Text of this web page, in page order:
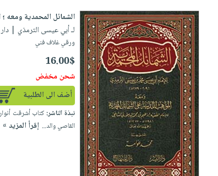
الشمائل المحمدية ومعه ؛
لـ أبي عيسى الترمذي | دار
ورقي غلاف فني
16.00$
شحن مخفض
أضف الى الطلبية
نبذة الناشر:كتاب أشرقت
القاصي والد... إقرأ المزيد »